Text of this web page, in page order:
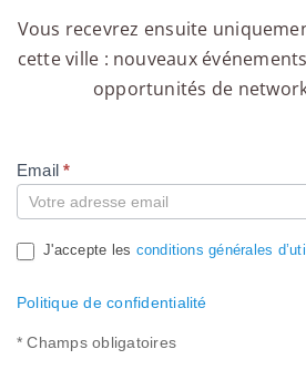
Vous recevrez ensuite
cette ville : nouveaux
opportunités de
Compte
Email*
J'accepte les conditions générales
Politique de confidentialité
* Champs obligatoires